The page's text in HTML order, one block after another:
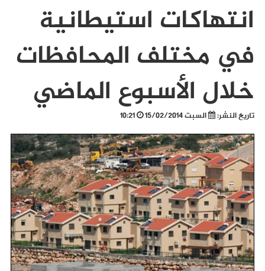
انتهاكات استيطانية
في مختلف المحافظات
خلال الأسبوع الماضي
تاريخ النشر: السبت 15/02/2014